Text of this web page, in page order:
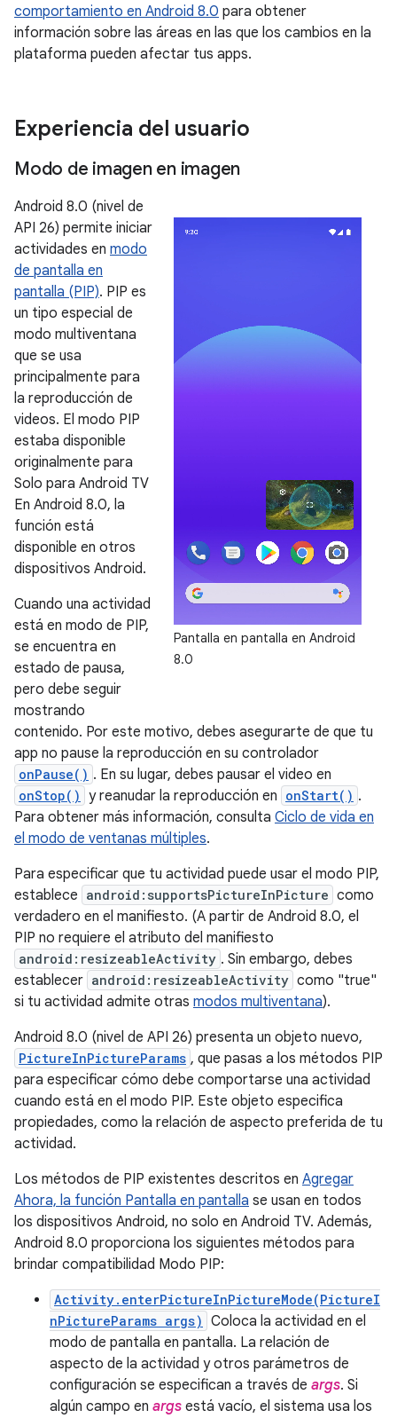
comportamiento en Android 8.0 para obtener
información sobre las áreas en las que los cambios en la
plataforma pueden afectar tus apps.
Experiencia del usuario
Modo de imagen en imagen
Pantalla en pantalla en Android
8.0
Android 8.0 (nivel de
API 26) permite iniciar
actividades en modo
de pantalla en
pantalla (PIP). PIP es
un tipo especial de
modo multiventana
que se usa
principalmente para
la reproducción de
videos. El modo PIP
estaba disponible
originalmente para
Solo para Android TV
En Android 8.0, la
función está
disponible en otros
dispositivos Android.
Cuando una actividad
está en modo de PIP,
se encuentra en
estado de pausa,
pero debe seguir
mostrando
contenido. Por este motivo, debes asegurarte de que tu
app no pause la reproducción en su controlador
onPause() . En su lugar, debes pausar el video en
onStop() y reanudar la reproducción en onStart() .
Para obtener más información, consulta Ciclo de vida en
el modo de ventanas múltiples.
Para especificar que tu actividad puede usar el modo PIP,
establece android:supportsPictureInPicture como
verdadero en el manifiesto. (A partir de Android 8.0, el
PIP no requiere el atributo del manifiesto
android:resizeableActivity . Sin embargo, debes
establecer android:resizeableActivity como "true"
si tu actividad admite otras modos multiventana).
Android 8.0 (nivel de API 26) presenta un objeto nuevo,
PictureInPictureParams , que pasas a los métodos PIP
para especificar cómo debe comportarse una actividad
cuando está en el modo PIP. Este objeto especifica
propiedades, como la relación de aspecto preferida de tu
actividad.
Los métodos de PIP existentes descritos en Agregar
Ahora, la función Pantalla en pantalla se usan en todos
los dispositivos Android, no solo en Android TV. Además,
Android 8.0 proporciona los siguientes métodos para
brindar compatibilidad Modo PIP:
Activity.enterPictureInPictureMode(PictureI
nPictureParams args) Coloca la actividad en el
modo de pantalla en pantalla. La relación de
aspecto de la actividad y otros parámetros de
configuración se especifican a través de args. Si
algún campo en args está vacío, el sistema usa los